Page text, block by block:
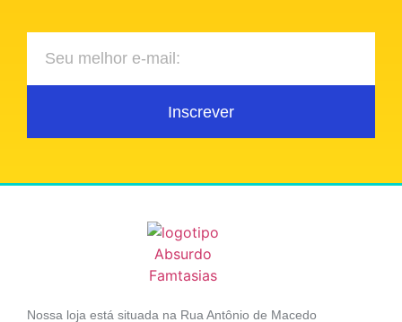
Inscrever
Nossa loja está situada na Rua Antônio de Macedo